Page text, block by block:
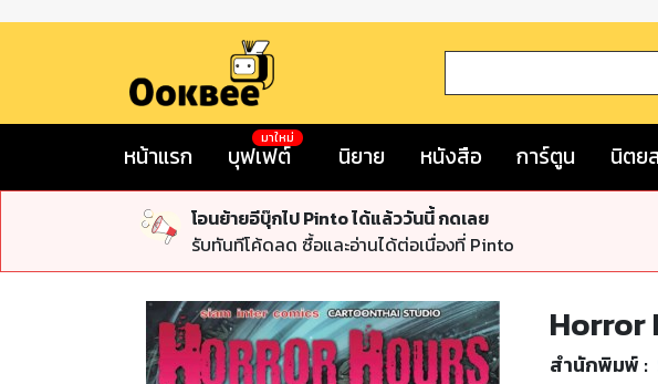
หน้าแรก บุฟเฟต์
มาใหม่
นิยาย หนังสือ การ์ตูน นิตย
โอนย้ายอีบุ๊กไป Pinto ได้แล้ววันนี้ กดเลย
รับทันทีโค้ดลด ซื้อและอ่านได้ต่อเนื่องที่ Pinto
Horror
สำนักพิมพ์ :